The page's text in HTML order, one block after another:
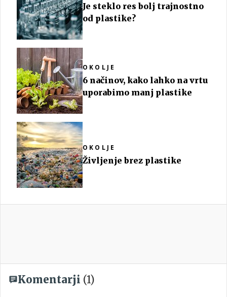
Je steklo res bolj trajnostno
od plastike?
OKOLJE
6 načinov, kako lahko na vrtu
uporabimo manj plastike
OKOLJE
Življenje brez plastike
Komentarji (1)